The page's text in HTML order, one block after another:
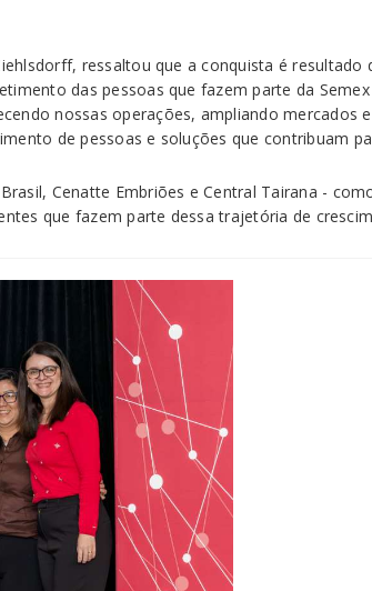
ressaltou que a conquista é
das pessoas que fazem parte da
nossas operações, ampliando mercados
de pessoas e soluções que contribuam
Cenatte Embriões e Central Tairana -
que fazem parte dessa trajetória de